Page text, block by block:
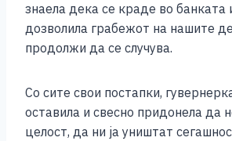
знаела дека се краде во банката
дозволила грабежот на нашите
продолжи да се случува.
Со сите свои постапки,
оставила и свесно придонела да
целост, да ни ја уништат